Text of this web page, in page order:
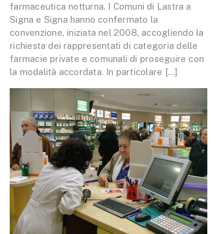
farmaceutica notturna. I Comuni di Lastra a
Signa e Signa hanno confermato la
convenzione, iniziata nel 2008, accogliendo la
richiesta dei rappresentati di categoria delle
farmacie private e comunali di proseguire con
la modalità accordata. In particolare […]